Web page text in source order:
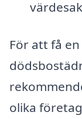
För att få
olika